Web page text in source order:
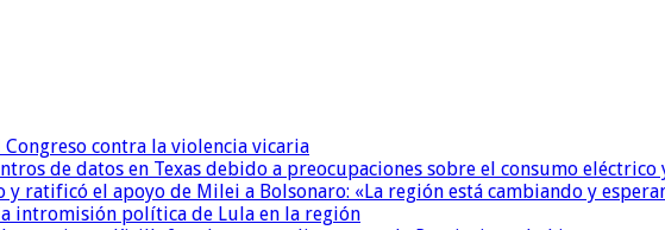
contra la violencia vicaria
de datos en Texas debido a preocupaciones sobre el consumo eléctrico
ratificó el apoyo de Milei a Bolsonaro: «La región está cambiando y
intromisión política de Lula en la región